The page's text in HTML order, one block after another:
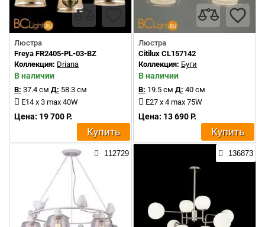
Люстра
Freya FR2405-PL-03-BZ
Коллекция: Driana
В наличии
В: 37.4 см Д: 58.3 см
E14 x 3 max 40W
Цена: 19 700 Р.
Купить
Люстра
Citilux CL157142
Коллекция: Буги
В наличии
В: 19.5 см Д: 40 см
E27 x 4 max 75W
Цена: 13 690 Р.
Купить
112729 136873